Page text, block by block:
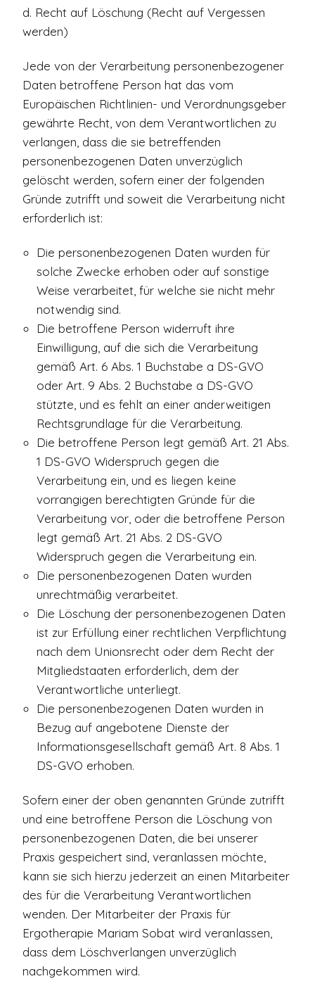
d. Recht auf Löschung (Recht auf Vergessen
werden)
Jede von der Verarbeitung personenbezogener
Daten betroffene Person hat das vom
Europäischen Richtlinien- und Verordnungsgeber
gewährte Recht, von dem Verantwortlichen zu
verlangen, dass die sie betreffenden
personenbezogenen Daten unverzüglich
gelöscht werden, sofern einer der folgenden
Gründe zutrifft und soweit die Verarbeitung nicht
erforderlich ist:
Die personenbezogenen Daten wurden für
solche Zwecke erhoben oder auf sonstige
Weise verarbeitet, für welche sie nicht mehr
notwendig sind.
Die betroffene Person widerruft ihre
Einwilligung, auf die sich die Verarbeitung
gemäß Art. 6 Abs. 1 Buchstabe a DS-GVO
oder Art. 9 Abs. 2 Buchstabe a DS-GVO
stützte, und es fehlt an einer anderweitigen
Rechtsgrundlage für die Verarbeitung.
Die betroffene Person legt gemäß Art. 21 Abs.
1 DS-GVO Widerspruch gegen die
Verarbeitung ein, und es liegen keine
vorrangigen berechtigten Gründe für die
Verarbeitung vor, oder die betroffene Person
legt gemäß Art. 21 Abs. 2 DS-GVO
Widerspruch gegen die Verarbeitung ein.
Die personenbezogenen Daten wurden
unrechtmäßig verarbeitet.
Die Löschung der personenbezogenen Daten
ist zur Erfüllung einer rechtlichen Verpflichtung
nach dem Unionsrecht oder dem Recht der
Mitgliedstaaten erforderlich, dem der
Verantwortliche unterliegt.
Die personenbezogenen Daten wurden in
Bezug auf angebotene Dienste der
Informationsgesellschaft gemäß Art. 8 Abs. 1
DS-GVO erhoben.
Sofern einer der oben genannten Gründe zutrifft
und eine betroffene Person die Löschung von
personenbezogenen Daten, die bei unserer
Praxis gespeichert sind, veranlassen möchte,
kann sie sich hierzu jederzeit an einen Mitarbeiter
des für die Verarbeitung Verantwortlichen
wenden. Der Mitarbeiter der Praxis für
Ergotherapie Mariam Sobat wird veranlassen,
dass dem Löschverlangen unverzüglich
nachgekommen wird.